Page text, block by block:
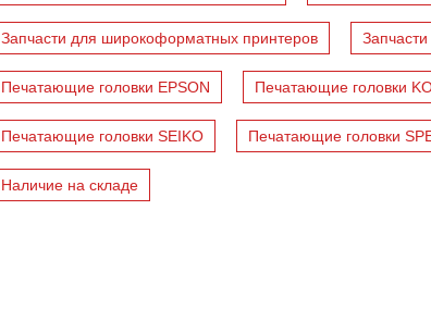
Запчасти для широкоформатных принтеров
Печатающие головки EPSON Печатающие головки
Печатающие головки SEIKO Печатающие головки
Наличие на складе